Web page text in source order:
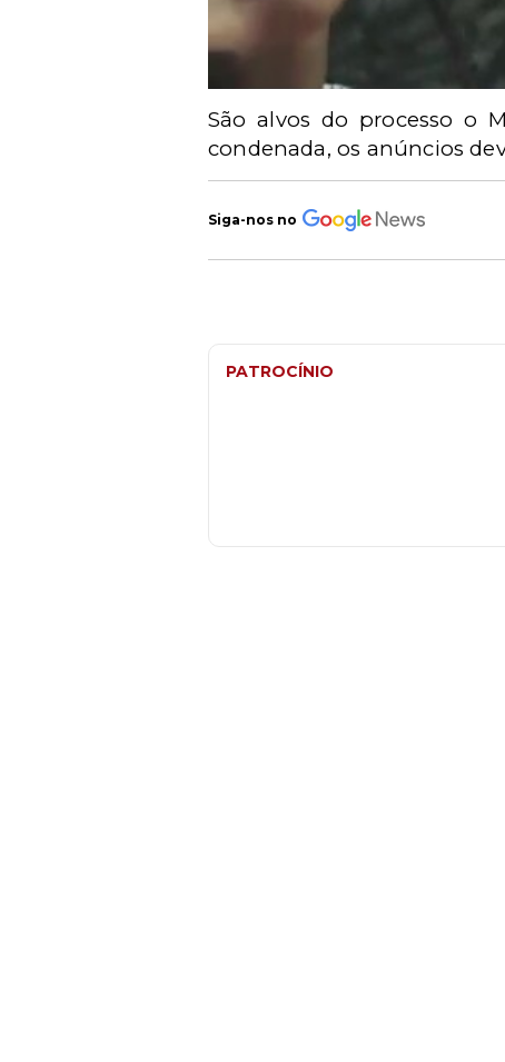
São alvos do processo o
condenada, os anúncios
Siga-nos no
PATROCÍNIO